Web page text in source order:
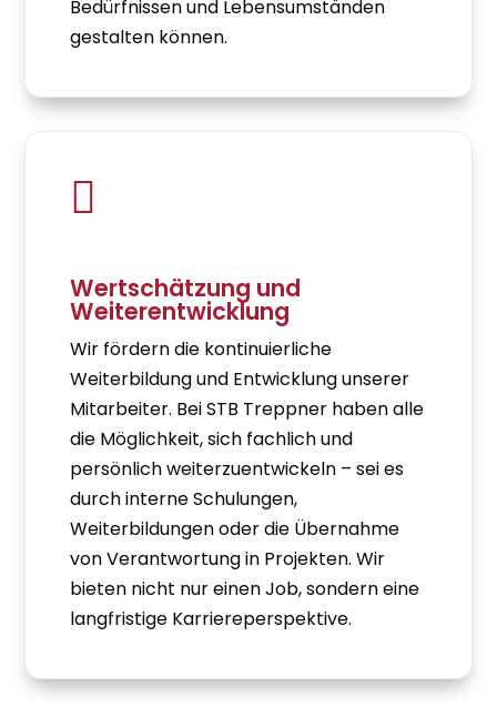
Bedürfnissen und Lebensumständen
gestalten können.

Wertschätzung und
Weiterentwicklung
Wir fördern die kontinuierliche
Weiterbildung und Entwicklung unserer
Mitarbeiter. Bei STB Treppner haben alle
die Möglichkeit, sich fachlich und
persönlich weiterzuentwickeln – sei es
durch interne Schulungen,
Weiterbildungen oder die Übernahme
von Verantwortung in Projekten. Wir
bieten nicht nur einen Job, sondern eine
langfristige Karriereperspektive.